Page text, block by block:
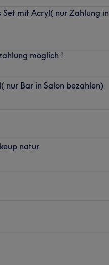
mit Acryl( nur Zahlung in
möglich !
nur Bar in Salon bezahlen)
natur